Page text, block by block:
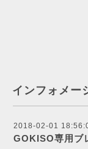
インフォメー
2018-02-01
GOKISO専用ブ